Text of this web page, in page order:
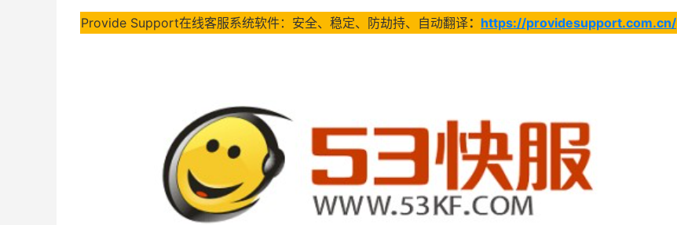
Provide Support在线客服系统软件：安全、稳定、防劫持、自动翻译： https://providesupport.com.cn/